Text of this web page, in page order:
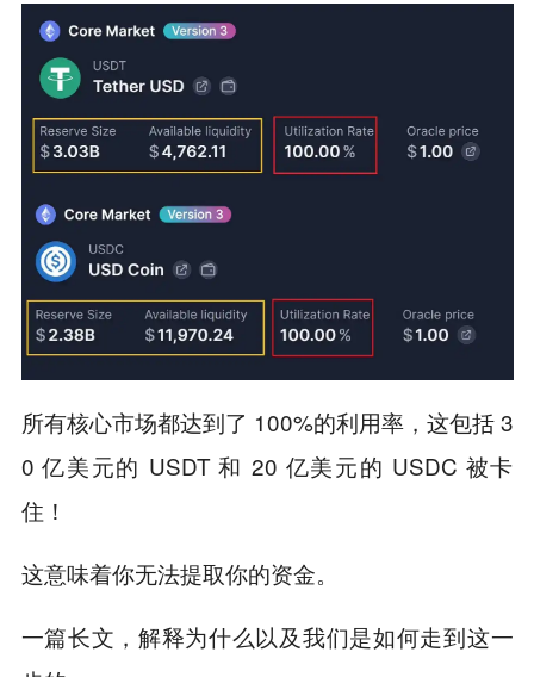
所有核心市场都达到了 100%的利用率，这包括 3
0 亿美元的 USDT 和 20 亿美元的 USDC 被卡
住！
这意味着你无法提取你的资金。
一篇长文，解释为什么以及我们是如何走到这一